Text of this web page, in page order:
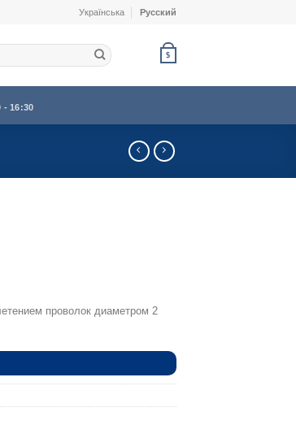
Українська Русский
$
- 16:30
проволок диаметром 2